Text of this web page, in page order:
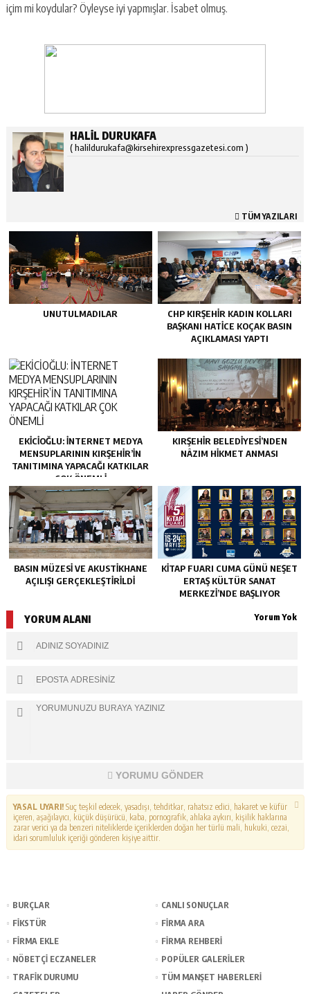
içim mi koydular? Öyleyse iyi yapmışlar. İsabet olmuş.
HALIL DURUKAFA
( halildurukafa@kirsehirexpressgazetesi.com )
TÜM YAZILARI
UNUTULMADILAR
CHP KIRŞEHİR KADIN KOLLARI
BAŞKANI HATİCE KOÇAK BASIN
AÇIKLAMASI YAPTI
EKİCİOĞLU: İNTERNET MEDYA
MENSUPLARININ KIRŞEHİR’İN
TANITIMINA YAPACAĞI KATKILAR
ÇOK ÖNEMLİ
KIRŞEHİR BELEDİYESİ’NDEN
NÂZIM HİKMET ANMASI
BASIN MÜZESİ VE AKUSTİKHANE
AÇILIŞI GERÇEKLEŞTİRİLDİ
KİTAP FUARI CUMA GÜNÜ NEŞET
ERTAŞ KÜLTÜR SANAT
MERKEZİ’NDE BAŞLIYOR
YORUM ALANI Yorum Yok
YORUMU GÖNDER
YASAL UYARI!Suç teşkil edecek, yasadışı, tehditkar, rahatsız edici, hakaret ve küfür
içeren, aşağılayıcı, küçük düşürücü, kaba, pornografik, ahlaka aykırı, kişilik haklarına
zarar verici ya da benzeri niteliklerde içeriklerden doğan her türlü mali, hukuki, cezai,
idari sorumluluk içeriği gönderen kişiye aittir.
BURÇLAR
CANLI SONUÇLAR
FİKSTÜR
FİRMA ARA
FİRMA EKLE
FİRMA REHBERİ
NÖBETÇİ ECZANELER
POPÜLER GALERİLER
TRAFİK DURUMU
TÜM MANŞET HABERLERİ